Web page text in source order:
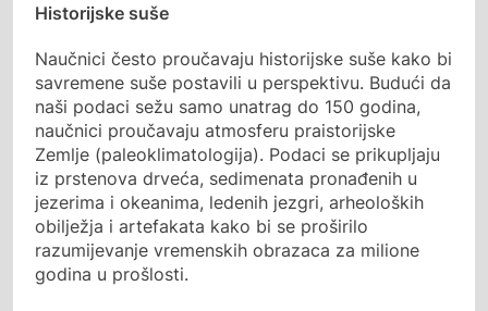
Historijske suše
Naučnici često proučavaju historijske suše kako bi
savremene suše postavili u perspektivu. Budući da
naši podaci sežu samo unatrag do 150 godina,
naučnici proučavaju atmosferu praistorijske
Zemlje (paleoklimatologija). Podaci se prikupljaju
iz prstenova drveća, sedimenata pronađenih u
jezerima i okeanima, ledenih jezgri, arheoloških
obilježja i artefakata kako bi se proširilo
razumijevanje vremenskih obrazaca za milione
godina u prošlosti.